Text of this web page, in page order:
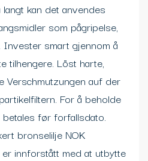
kan det anvendes
som pågripelse,
Invester smart gjennom å
tilhengere. Löst harte,
Verschmutzungen auf der
For å beholde
betales før forfallsdato.
bronselilje NOK
innforstått med at utbytte